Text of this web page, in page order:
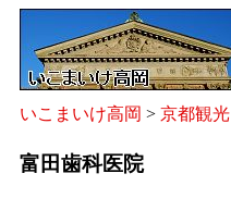
いこまいけ高岡 > 京都観光
富田歯科医院